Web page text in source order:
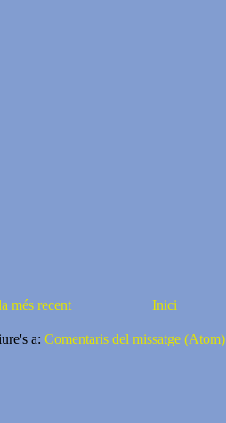
més recent Inici
a: Comentaris del missatge (Atom)